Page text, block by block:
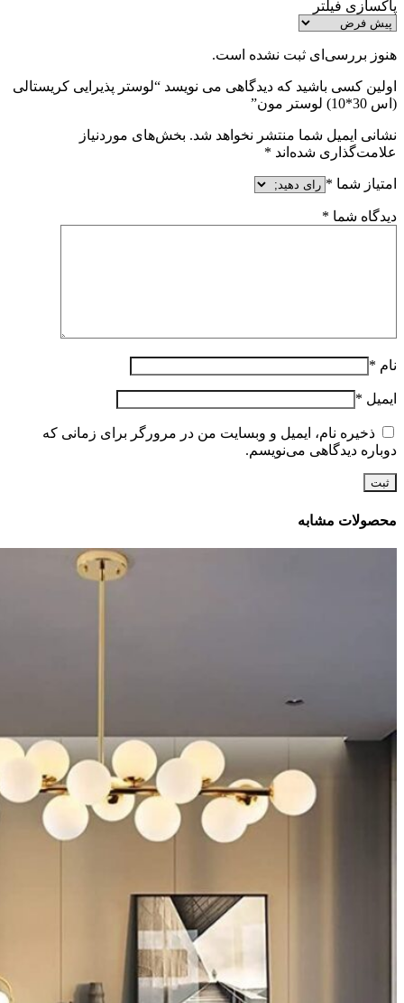
پاکسازی فیلتر
هنوز بررسی‌ای ثبت نشده است.
اولین کسی باشید که دیدگاهی می نویسد “لوستر پذیرایی کریستالی
(اس 30*10) لوستر مون”
نشانی ایمیل شما منتشر نخواهد شد. بخش‌های موردنیاز
علامت‌گذاری شده‌اند *
امتیاز شما *
دیدگاه شما *
نام *
ایمیل *
ذخیره نام، ایمیل و وبسایت من در مرورگر برای زمانی که
دوباره دیدگاهی می‌نویسم.
محصولات مشابه